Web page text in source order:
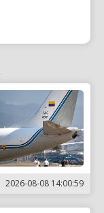
2026-08-08 14:00:59